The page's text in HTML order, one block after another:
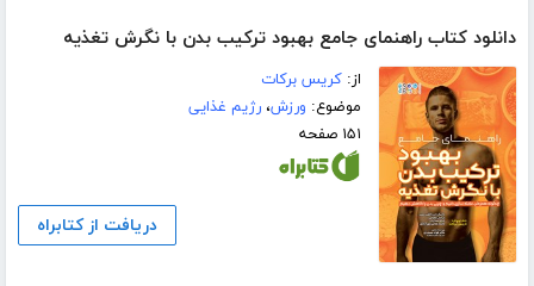
دانلود کتاب راهنمای جامع بهبود ترکیب بدن با نگرش تغذیه
از:کریس برکات
موضوع: ورزش،رژیم غذایی
۱۵۱ صفحه
دریافت از کتابراه